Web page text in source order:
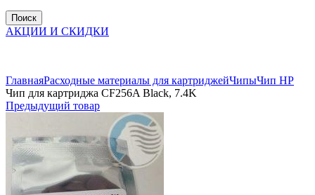
Поиск
АКЦИИ И СКИДКИ
ГлавнаяРасходные материалы для картриджейЧипыЧип НР
Чип для картриджа CF256A Black, 7.4K
Предыдущий товар